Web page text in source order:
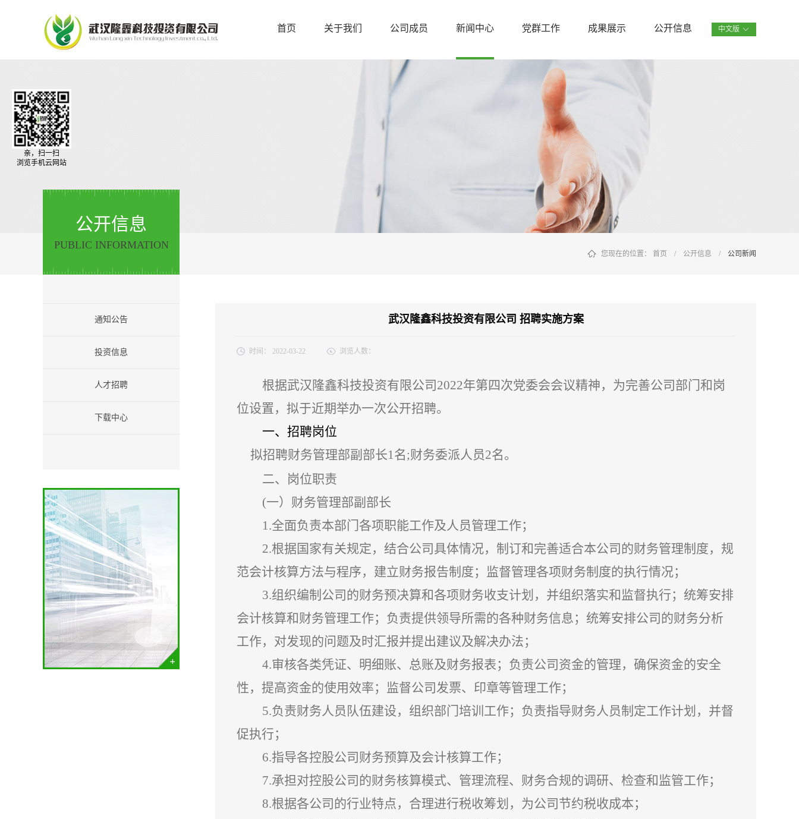
中文版
首页 关于我们 公司成员 新闻中心 党群工作 成果展示 公开信息
公开信息
PUBLIC INFORMATION
通知公告
投资信息
人才招聘
下载中心
您现在的位置： 首页 / 公开信息 / 公司新闻
武汉隆鑫科技投资有限公司 招聘实施方案
时间： 2022-03-22 浏览人数：
根据武汉隆鑫科技投资有限公司 2022年第四次党委会会议精神，为完善公司部门和岗
位设置， 拟于近期举办一次公开招聘。
一、招聘岗位
拟招聘财务管理部副部长1名;财务委派人员2名。
二、岗位职责
(一） 财务管理部副部长
1.全面负责本部门各项职能工作及人员管理工作；
2.根据国家有关规定，结合公司具体情况，制订和完善适合本公司的财务管理制度，规
范会计核算方法与程序，建立财务报告制度；监督管理各项财务制度的执行情况；
3.组织编制公司的财务预决算和各项财务收支计划，并组织落实和监督执行；统筹安排
会计核算和财务管理工作；负责提供领导所需的各种财务信息；统筹安排公司的财务分析
工作，对发现的问题及时汇报并提出建议及解决办法；
4.审核各类凭证、明细账、总账及财务报表；负责公司资金的管理，确保资金的安全
性，提高资金的使用效率；监督公司发票、印章等管理工作；
5.负责财务人员队伍建设，组织部门培训工作；负责指导财务人员制定工作计划，并督
促执行；
6.指导各控股公司财务预算及会计核算工作；
7.承担对控股公司的财务核算模式、管理流程、财务合规的调研、检查和监管工作；
8.根据各公司的行业特点，合理进行税收筹划，为公司节约税收成本；
亲，扫一扫
浏览手机云网站